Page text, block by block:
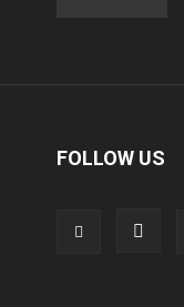
FOLLOW US